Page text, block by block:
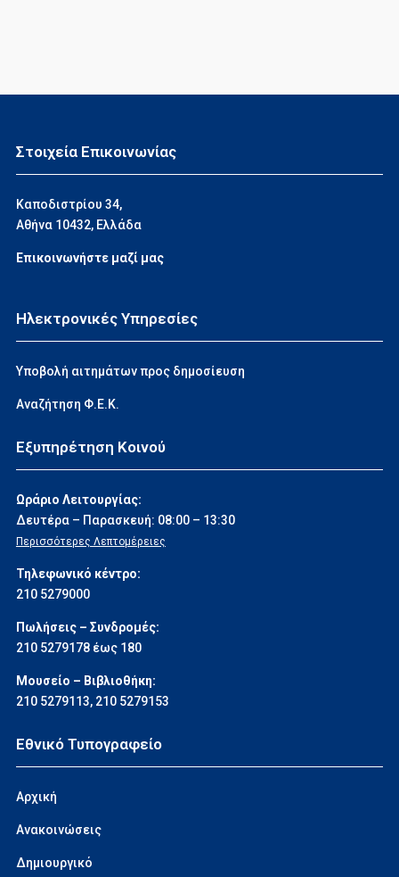
Στοιχεία Επικοινωνίας
Καποδιστρίου 34,
Αθήνα 10432, Ελλάδα
Επικοινωνήστε μαζί μας
Ηλεκτρονικές Υπηρεσίες
Υποβολή αιτημάτων προς δημοσίευση
Αναζήτηση Φ.Ε.Κ.
Εξυπηρέτηση Κοινού
Ωράριο Λειτουργίας:
Δευτέρα – Παρασκευή: 08:00 – 13:30
Περισσότερες Λεπτομέρειες
Τηλεφωνικό κέντρο:
210 5279000
Πωλήσεις – Συνδρομές:
210 5279178 έως 180
Μουσείο – Βιβλιοθήκη:
210 5279113, 210 5279153
Εθνικό Τυπογραφείο
Αρχική
Ανακοινώσεις
Δημιουργικό